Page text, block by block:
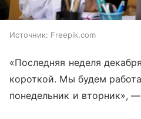
Источник: Freepik.com
«Последняя неделя
короткой. Мы будем
понедельник и вторник»,